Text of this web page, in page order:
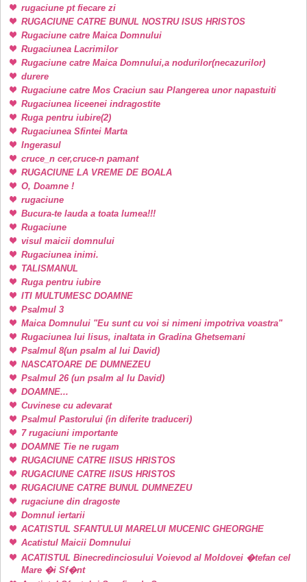
rugaciune pt fiecare zi
RUGACIUNE CATRE BUNUL NOSTRU ISUS HRISTOS
Rugaciune catre Maica Domnului
Rugaciunea Lacrimilor
Rugaciune catre Maica Domnului,a nodurilor(necazurilor)
durere
Rugaciune catre Mos Craciun sau Plangerea unor napastuiti
Rugaciunea liceenei indragostite
Ruga pentru iubire(2)
Rugaciunea Sfintei Marta
Ingerasul
cruce_n cer,cruce-n pamant
RUGACIUNE LA VREME DE BOALA
O, Doamne !
rugaciune
Bucura-te lauda a toata lumea!!!
Rugaciune
visul maicii domnului
Rugaciunea inimi.
TALISMANUL
Ruga pentru iubire
ITI MULTUMESC DOAMNE
Psalmul 3
Maica Domnului "Eu sunt cu voi si nimeni impotriva voastra"
Rugaciunea lui Iisus, inaltata in Gradina Ghetsemani
Psalmul 8(un psalm al lui David)
NASCATOARE DE DUMNEZEU
Psalmul 26 (un psalm al lu David)
DOAMNE...
Cuvinese cu adevarat
Psalmul Pastorului (in diferite traduceri)
7 rugaciuni importante
DOAMNE Tie ne rugam
RUGACIUNE CATRE IISUS HRISTOS
RUGACIUNE CATRE IISUS HRISTOS
RUGACIUNE CATRE BUNUL DUMNEZEU
rugaciune din dragoste
Domnul iertarii
ACATISTUL SFANTULUI MARELUI MUCENIC GHEORGHE
Acatistul Maicii Domnului
ACATISTUL Binecredinciosului Voievod al Moldovei �tefan cel
Mare �i Sf�nt